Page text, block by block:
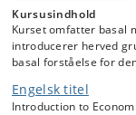
Kursusindhold
Kurset omfatter basal
introducerer herved
basal forståelse for
Engelsk titel
Introduction to